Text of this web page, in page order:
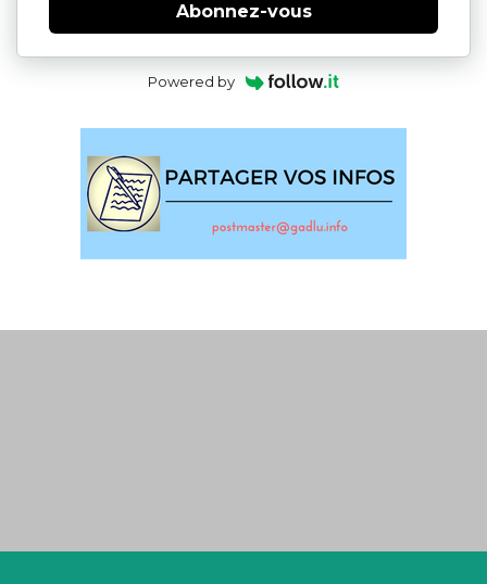
Abonnez-vous
Powered by